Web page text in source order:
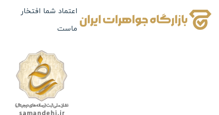
ساعت
جعبه جواهرات
اعتماد شما افتخار
ماست